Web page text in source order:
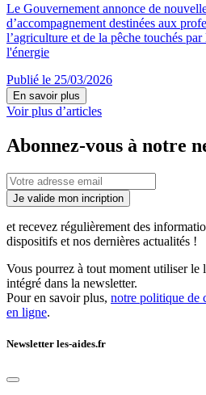
Le Gouvernement annonce de
d’accompagnement destinées aux
l’agriculture et de la pêche touchés par
l'énergie
Publié le 25/03/2026
En savoir plus
Voir plus d’articles
Abonnez-vous à notre
Je valide mon incription
et recevez régulièrement des
dispositifs et nos dernières actualités !
Vous pourrez à tout moment utiliser le
intégré dans la newsletter.
Pour en savoir plus, notre politique de
en ligne.
Newsletter les-aides.fr